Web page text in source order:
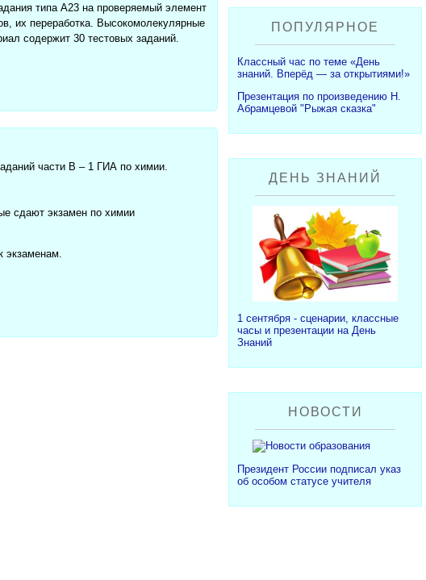
типа А23 на проверяемый элемент
их переработка. Высокомолекулярные
содержит 30 тестовых заданий.
части В – 1 ГИА по химии.
сдают экзамен по химии
экзаменам.
ПОПУЛЯРНОЕ
Классный час по теме «День
знаний. Вперёд — за открытиями!»
Презентация по произведению Н.
Абрамцевой "Рыжая сказка"
ДЕНЬ ЗНАНИЙ
1 сентября - сценарии, классные
часы и презентации на День
Знаний
НОВОСТИ
Президент России подписал указ
об особом статусе учителя